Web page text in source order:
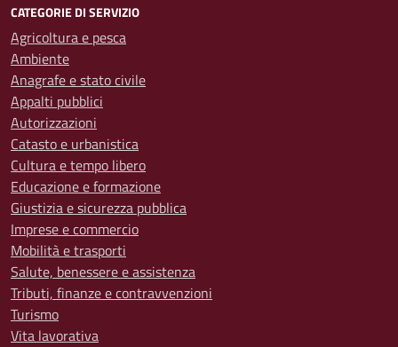
CATEGORIE DI SERVIZIO
Agricoltura e pesca
Ambiente
Anagrafe e stato civile
Appalti pubblici
Autorizzazioni
Catasto e urbanistica
Cultura e tempo libero
Educazione e formazione
Giustizia e sicurezza pubblica
Imprese e commercio
Mobilità e trasporti
Salute, benessere e assistenza
Tributi, finanze e contravvenzioni
Turismo
Vita lavorativa